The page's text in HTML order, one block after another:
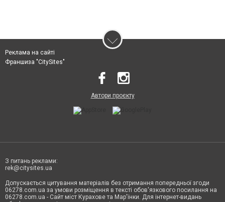
Реклама на сайті
Франшиза "CitySites"
Автори проєкту
З питань реклами:
rek@citysites.ua
Допускається цитування матеріалів без отримання попередньої згоди
06278.com.ua за умови розміщення в тексті обов'язкового посилання на
06278.com.ua - Сайт міст Курахове та Мар'їнки. Для інтернет-видань